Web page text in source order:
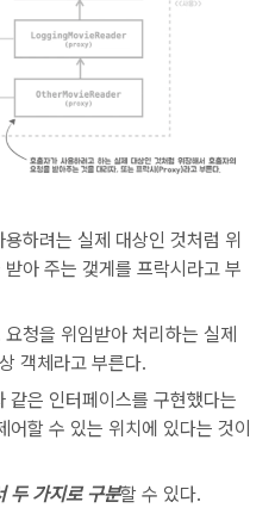
하려는 실제 대상인 것처럼 위
아 주는 갳게를 프락시라고 부
청을 위임받아 처리하는 실제
객체라고 부른다.
같은 인터페이스를 구현했다는
할 수 있는 위치에 있다는 것이
두 가지로 구분할 수 있다.